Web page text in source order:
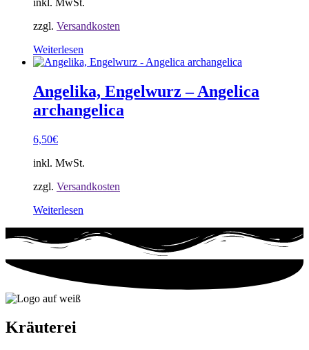
inkl. MwSt.
zzgl. Versandkosten
Weiterlesen
Angelika, Engelwurz – Angelica
archangelica
6,50€
inkl. MwSt.
zzgl. Versandkosten
Weiterlesen
Kräuterei